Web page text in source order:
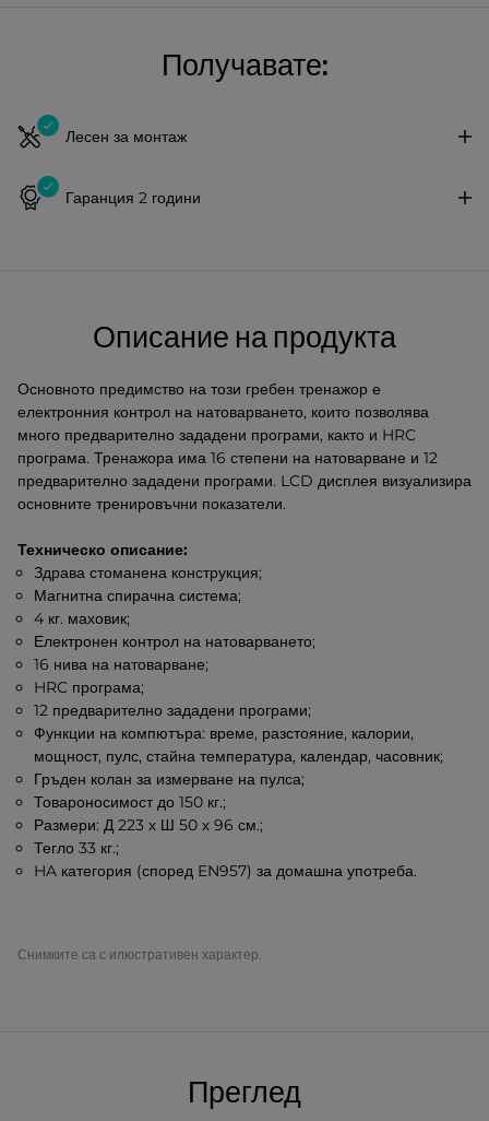
Получавате:
Лесен за монтаж
Гаранция 2 години
Описание на продукта
Основното предимство на този гребен тренажор е
електронния контрол на натоварването, които позволява
много предварително зададени програми, както и HRC
програма. Тренажора има 16 степени на натоварване и 12
предварително зададени програми. LCD дисплея визуализира
основните тренировъчни показатели.
Техническо описание:
Здрава стоманена конструкция;
Магнитна спирачна система;
4 кг. маховик;
Електронен контрол на натоварването;
16 нива на натоварване;
HRC програма;
12 предварително зададени програми;
Функции на компютъра: време, разстояние, калории,
мощност, пулс, стайна температура, календар, часовник;
Гръден колан за измерване на пулса;
Товароносимост до 150 кг.;
Размери: Д 223 х Ш 50 х 96 см.;
Тегло 33 кг.;
HA категория (според EN957) за домашна употреба.
Снимките са с илюстративен характер.
Преглед